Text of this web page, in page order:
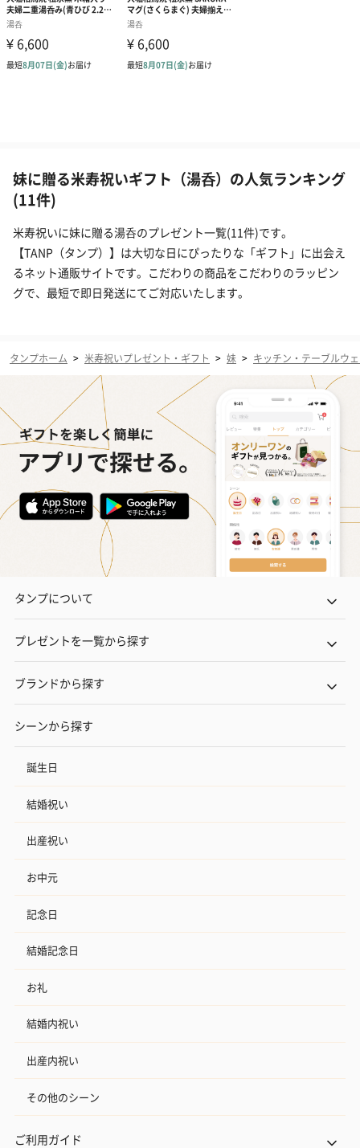
妹に贈る米寿祝いギフト（湯呑）の人気ランキング
(11件)
米寿祝いに妹に贈る湯呑のプレゼント一覧(11件)です。
【TANP（タンプ）】は大切な日にぴったりな「ギフト」に出会え
るネット通販サイトです。こだわりの商品をこだわりのラッピン
グで、最短で即日発送にてご対応いたします。
タンプホーム > 米寿祝いプレゼント・ギフト > 妹 > キッチン・テーブルウ
タンプについて
プレゼントを一覧から探す
ブランドから探す
シーンから探す
誕生日
結婚祝い
出産祝い
お中元
記念日
結婚記念日
お礼
結婚内祝い
出産内祝い
その他のシーン
ご利用ガイド